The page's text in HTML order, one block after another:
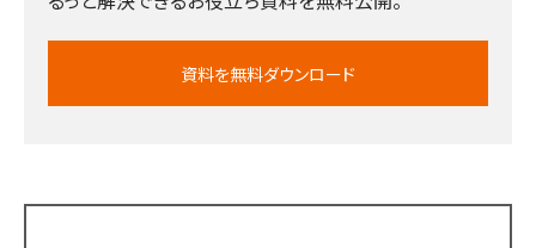
資料を無料ダウンロード